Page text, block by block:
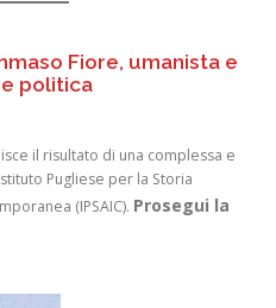
Fiore, umanista e
politica
il risultato di una complessa e
Pugliese per la Storia
(IPSAIC). Prosegui la